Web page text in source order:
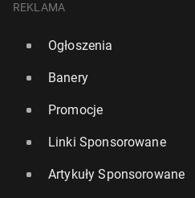
REKLAMA
Ogłoszenia
Banery
Promocje
Linki Sponsorowane
Artykuły Sponsorowane